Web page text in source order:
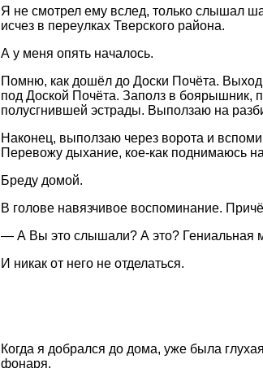
Я не смотрел ему вслед, только слышал
исчез в переулках Тверского района.
А у меня опять началось.
Помню, как дошёл до Доски Почёта.
под Доской Почёта. Заполз в боярышник,
полусгнившей эстрады. Выползаю на
Наконец, выползаю через ворота и
Перевожу дыхание, кое-как поднимаюсь
Бреду домой.
В голове навязчивое воспоминание.
— А Вы это слышали? А это? Гениальная
И никак от него не отделаться.
Когда я добрался до дома, уже была
фонаря.